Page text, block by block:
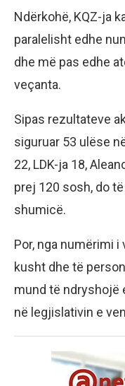
Ndërkohë, KQZ-ja
paralelisht edhe
dhe më pas edhe
veçanta.
Sipas rezultateve
siguruar 53 ulëse
22, LDK-ja 18,
prej 120 sosh, do
shumicë.
Por, nga numërimi
kusht dhe të
mund të ndryshojë
në legjislativin e